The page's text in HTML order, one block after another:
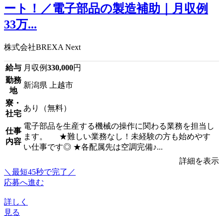
ート！／電子部品の製造補助｜月収例
33万...
株式会社BREXA Next
給与 月収例330,000円
勤務
地
新潟県 上越市
寮・
社宅
あり（無料）
仕事
内容
電子部品を生産する機械の操作に関わる業務を担当し
ます。 ★難しい業務なし！未経験の方も始めやす
い仕事です◎ ★各配属先は空調完備♪...
詳細を表示
＼最短45秒で完了／
応募へ進む
詳しく
見る